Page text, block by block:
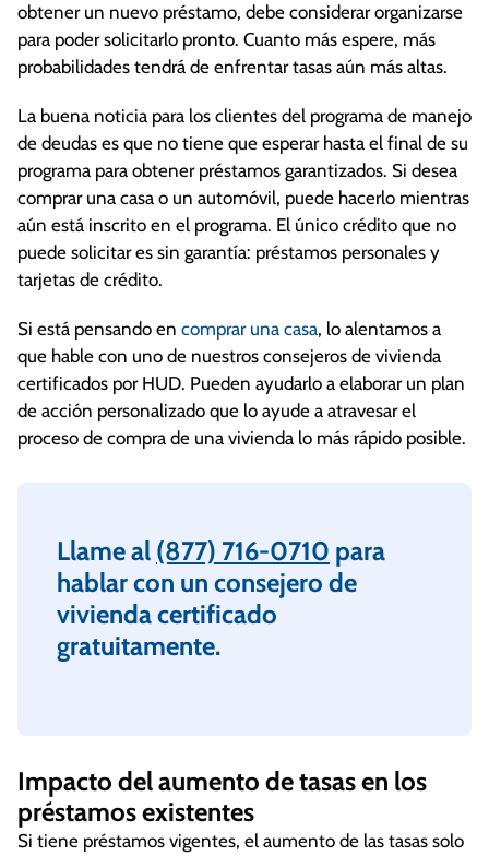
obtener un nuevo préstamo, debe considerar organizarse
para poder solicitarlo pronto. Cuanto más espere, más
probabilidades tendrá de enfrentar tasas aún más altas.
La buena noticia para los clientes del programa de manejo
de deudas es que no tiene que esperar hasta el final de su
programa para obtener préstamos garantizados. Si desea
comprar una casa o un automóvil, puede hacerlo mientras
aún está inscrito en el programa. El único crédito que no
puede solicitar es sin garantía: préstamos personales y
tarjetas de crédito.
Si está pensando en comprar una casa, lo alentamos a
que hable con uno de nuestros consejeros de vivienda
certificados por HUD. Pueden ayudarlo a elaborar un plan
de acción personalizado que lo ayude a atravesar el
proceso de compra de una vivienda lo más rápido posible.
Llame al (877) 716-0710 para
hablar con un consejero de
vivienda certificado
gratuitamente.
Impacto del aumento de tasas en los
préstamos existentes
Si tiene préstamos vigentes, el aumento de las tasas solo